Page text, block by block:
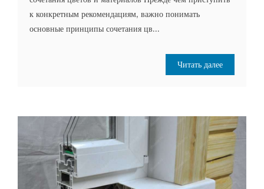
к конкретным рекомендациям‚ важно понимать
основные принципы сочетания цв...
Читать далее